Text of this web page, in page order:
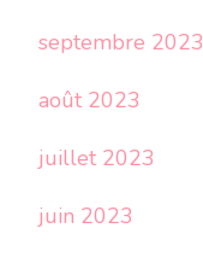
septembre 2023
août 2023
juillet 2023
juin 2023